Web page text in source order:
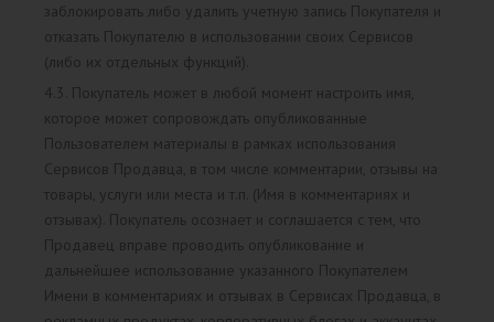
заблокировать либо удалить учетную запись Покупателя и
отказать Покупателю в использовании своих Сервисов
(либо их отдельных функций).
4.3. Покупатель может в любой момент настроить имя,
которое может сопровождать опубликованные
Пользователем материалы в рамках использования
Сервисов Продавца, в том числе комментарии, отзывы на
товары, услуги или места и т.п. (Имя в комментариях и
отзывах). Покупатель осознает и соглашается с тем, что
Продавец вправе проводить опубликование и
дальнейшее использование указанного Покупателем
Имени в комментариях и отзывах в Сервисах Продавца, в